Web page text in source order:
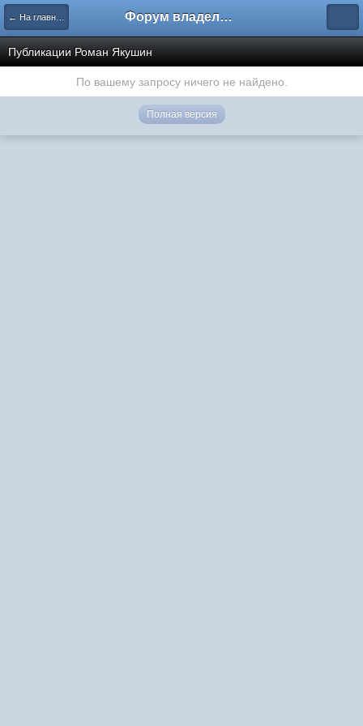
← На главную Форум владельцев интернет-магазинов
Публикации Роман Якушин
По вашему запросу ничего не найдено.
Полная версия